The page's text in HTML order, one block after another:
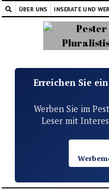
ÜBER UNS INSERATE UND
Erreichen Sie
Werben Sie im
Leser mit